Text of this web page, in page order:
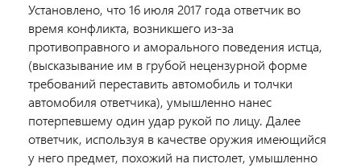
Установлено, что 16 июля 2017 года ответчик во
время конфликта, возникшего из-за
противоправного и аморального поведения истца,
(высказывание им в грубой нецензурной форме
требований переставить автомобиль и толчки
автомобиля ответчика), умышленно нанес
потерпевшему один удар рукой по лицу. Далее
ответчик, используя в качестве оружия имеющийся
у него предмет, похожий на пистолет, умышленно